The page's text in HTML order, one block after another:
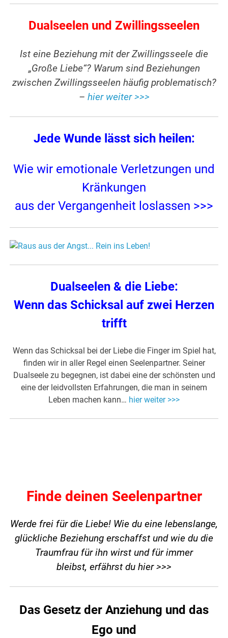
Dualseelen und Zwillingsseelen
Ist eine Beziehung mit der Zwillingsseele die
„Große Liebe“? Warum sind Beziehungen
zwischen Zwillingsseelen häufig problematisch?
– hier weiter >>>
Jede Wunde lässt sich heilen:
Wie wir emotionale Verletzungen und
Kränkungen
aus der Vergangenheit loslassen >>>
Dualseelen & die Liebe:
Wenn das Schicksal auf zwei Herzen
trifft
Wenn das Schicksal bei der Liebe die Finger im Spiel hat,
finden wir in aller Regel einen Seelenpartner. Seiner
Dualseele zu begegnen, ist dabei eine der schönsten und
eine der leidvollsten Erfahrungen, die man in seinem
Leben machen kann… hier weiter >>>
Finde deinen Seelenpartner
Werde frei für die Liebe! Wie du eine lebenslange,
glückliche Beziehung erschaffst und wie du die
Traumfrau für ihn wirst und für immer
bleibst, erfährst du hier >>>
Das Gesetz der Anziehung und das
Ego und